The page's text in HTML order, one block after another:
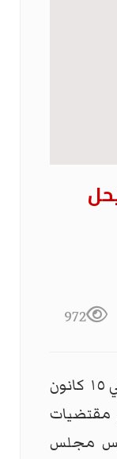
972
صدر امر ديواني بالرقم ٢٢٤٩١ في ١٥ كانون
مقتضيات
مجلس